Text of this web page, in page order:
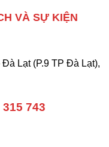
VÀ SỰ KIỆN
Lạt (P.9 TP Đà Lạt),
315 743